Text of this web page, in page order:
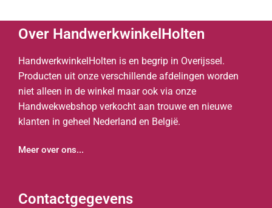
Over HandwerkwinkelHolten
HandwerkwinkelHolten is en begrip in Overijssel.
Producten uit onze verschillende afdelingen worden
niet alleen in de winkel maar ook via onze
Handwekwebshop verkocht aan trouwe en nieuwe
klanten in geheel Nederland en België.
Meer over ons...
Contactgegevens